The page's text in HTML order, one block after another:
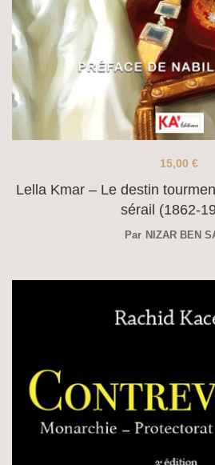
Lella Kmar – Le destin
sérail (1862-
15,00 €
Par NIZAR BEN